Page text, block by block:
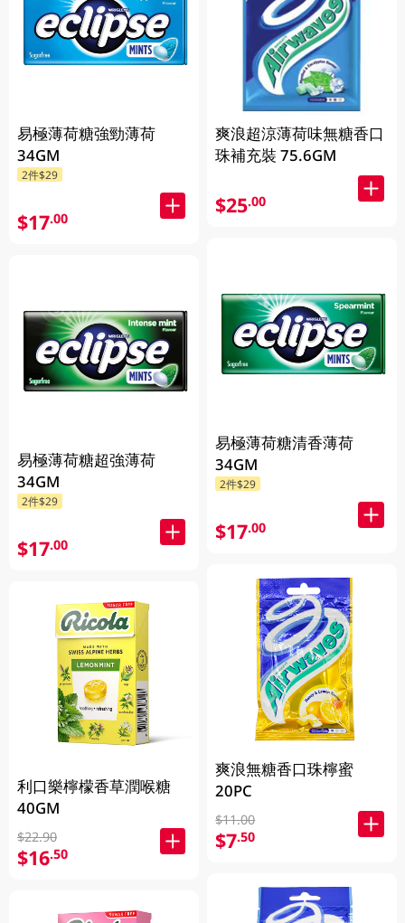
易極薄荷糖強勁薄荷
34GM
2件$29
$17.00
易極薄荷糖超強薄荷
34GM
2件$29
$17.00
利口樂檸檬香草潤喉糖
40GM
$22.90
$16.50
爽浪超涼薄荷味無糖香口
珠補充裝 75.6GM
$25.00
易極薄荷糖清香薄荷
34GM
2件$29
$17.00
爽浪無糖香口珠檸蜜
20PC
$11.00
$7.50